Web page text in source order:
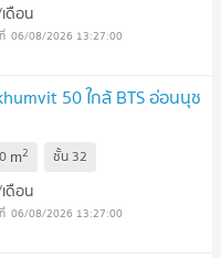
ดือน
06/08/2026 13:27:00
50 ใกล้ BTS อ่อนนุช
m2 ชั้น 32
ดือน
06/08/2026 13:27:00